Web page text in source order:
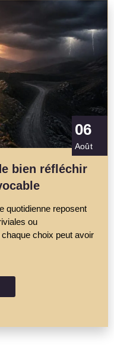
06
Août
bien réfléchir
quotidienne reposent
ou
choix peut avoir